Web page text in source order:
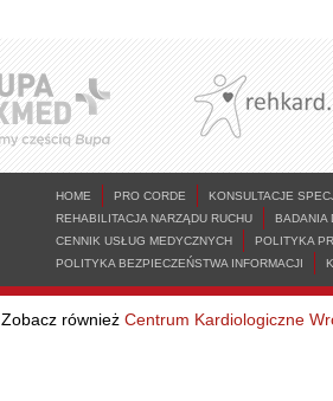
HOME PRO CORDE
KONSULTACJE
REHABILITACJA NARZĄDU RUCHU
BADANIA
CENNIK USŁUG MEDYCZNYCH
POLITYKA
POLITYKA BEZPIECZEŃSTWA INFORMACJI
Zobacz również Centrum Kardiologiczne